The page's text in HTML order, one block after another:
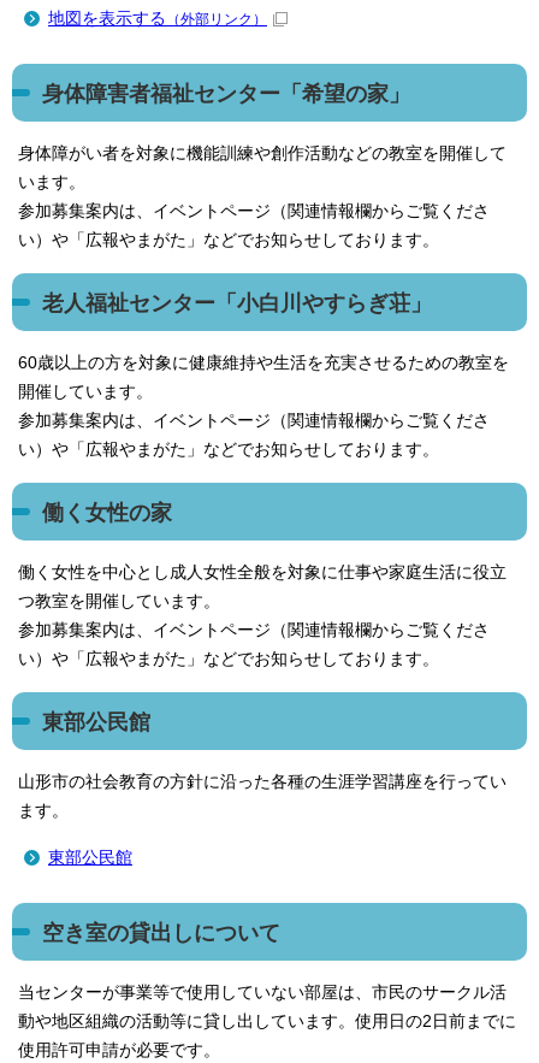
地図を表示する （外部リンク）
身体障害者福祉センター「希望の家」
身体障がい者を対象に機能訓練や創作活動などの教室を開催して
います。
参加募集案内は、イベントページ（関連情報欄からご覧くださ
い）や「広報やまがた」などでお知らせしております。
老人福祉センター「小白川やすらぎ荘」
60歳以上の方を対象に健康維持や生活を充実させるための教室を
開催しています。
参加募集案内は、イベントページ（関連情報欄からご覧くださ
い）や「広報やまがた」などでお知らせしております。
働く女性の家
働く女性を中心とし成人女性全般を対象に仕事や家庭生活に役立
つ教室を開催しています。
参加募集案内は、イベントページ（関連情報欄からご覧くださ
い）や「広報やまがた」などでお知らせしております。
東部公民館
山形市の社会教育の方針に沿った各種の生涯学習講座を行ってい
ます。
東部公民館
空き室の貸出しについて
当センターが事業等で使用していない部屋は、市民のサークル活
動や地区組織の活動等に貸し出しています。使用日の2日前までに
使用許可申請が必要です。